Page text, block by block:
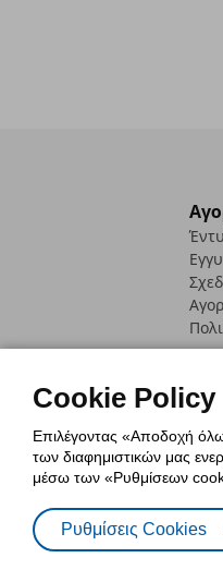
Cookie Policy
Επιλέγοντας «Αποδοχή
των διαφημιστικών μας
μέσω των «Ρυθμίσεων
Ρυθμίσεις Cookies